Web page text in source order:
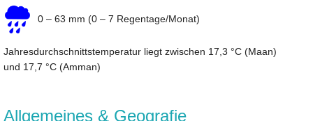
0 – 63 mm (0 – 7 Regentage/Monat)
Jahresdurchschnittstemperatur liegt zwischen 17,3 °C (Maan)
und 17,7 °C (Amman)
Allgemeines & Geografie